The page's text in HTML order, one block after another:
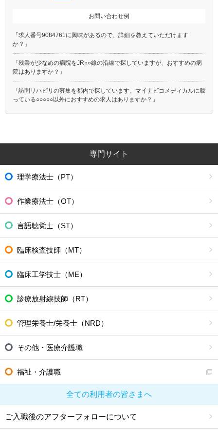
お問い合わせ例
「求人番号9084761に興味があるので、詳細を教えていただけます
か？」
「残業が少なめの病院をJR○○線の沿線で探していますが、おすすめの病
院はありますか？」
「訪問リハビリの募集を都内で探しています。マイナビコメディカルに載
っている○○○○○以外におすすめの求人はありますか？」
専門サイト
理学療法士（PT）
作業療法士（OT）
言語聴覚士（ST）
臨床検査技師（MT）
臨床工学技士（ME）
診療放射線技師（RT）
管理栄養士/栄養士（NRD）
その他・医療介護職
福祉・介護職
全ての利用者の皆さまへ
ご入職後のアフターフォローについて